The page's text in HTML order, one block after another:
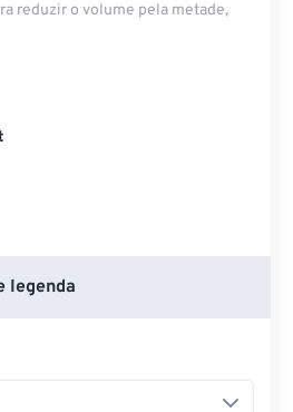
reduzir o volume pela metade,
legenda